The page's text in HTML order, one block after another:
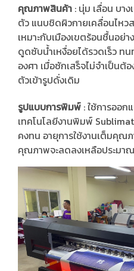
คุณภาพสินค้า : นุ่ม เลื่อน บา
ตัว แนบชิดผิวกายเคลื่อนไห
เหมาะกับเมืองเขตร้อนชื้นอย่า
ดูดซับน้ำเหงื่อยได้รวดเร็ว ท
องศา เมื่อซักเสร็จไม่จำเป็นต้
ตัวเข้ารูปดั่งเดิม
รูปแบบการพิมพ์ : ใช้การออ
เทคโนโลยีงานพิมพ์
คงทน อายุการใช้งานเต็มคุณ
คุณภาพจะลดลงเหลือประม